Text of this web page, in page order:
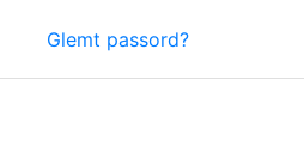
Glemt passord?